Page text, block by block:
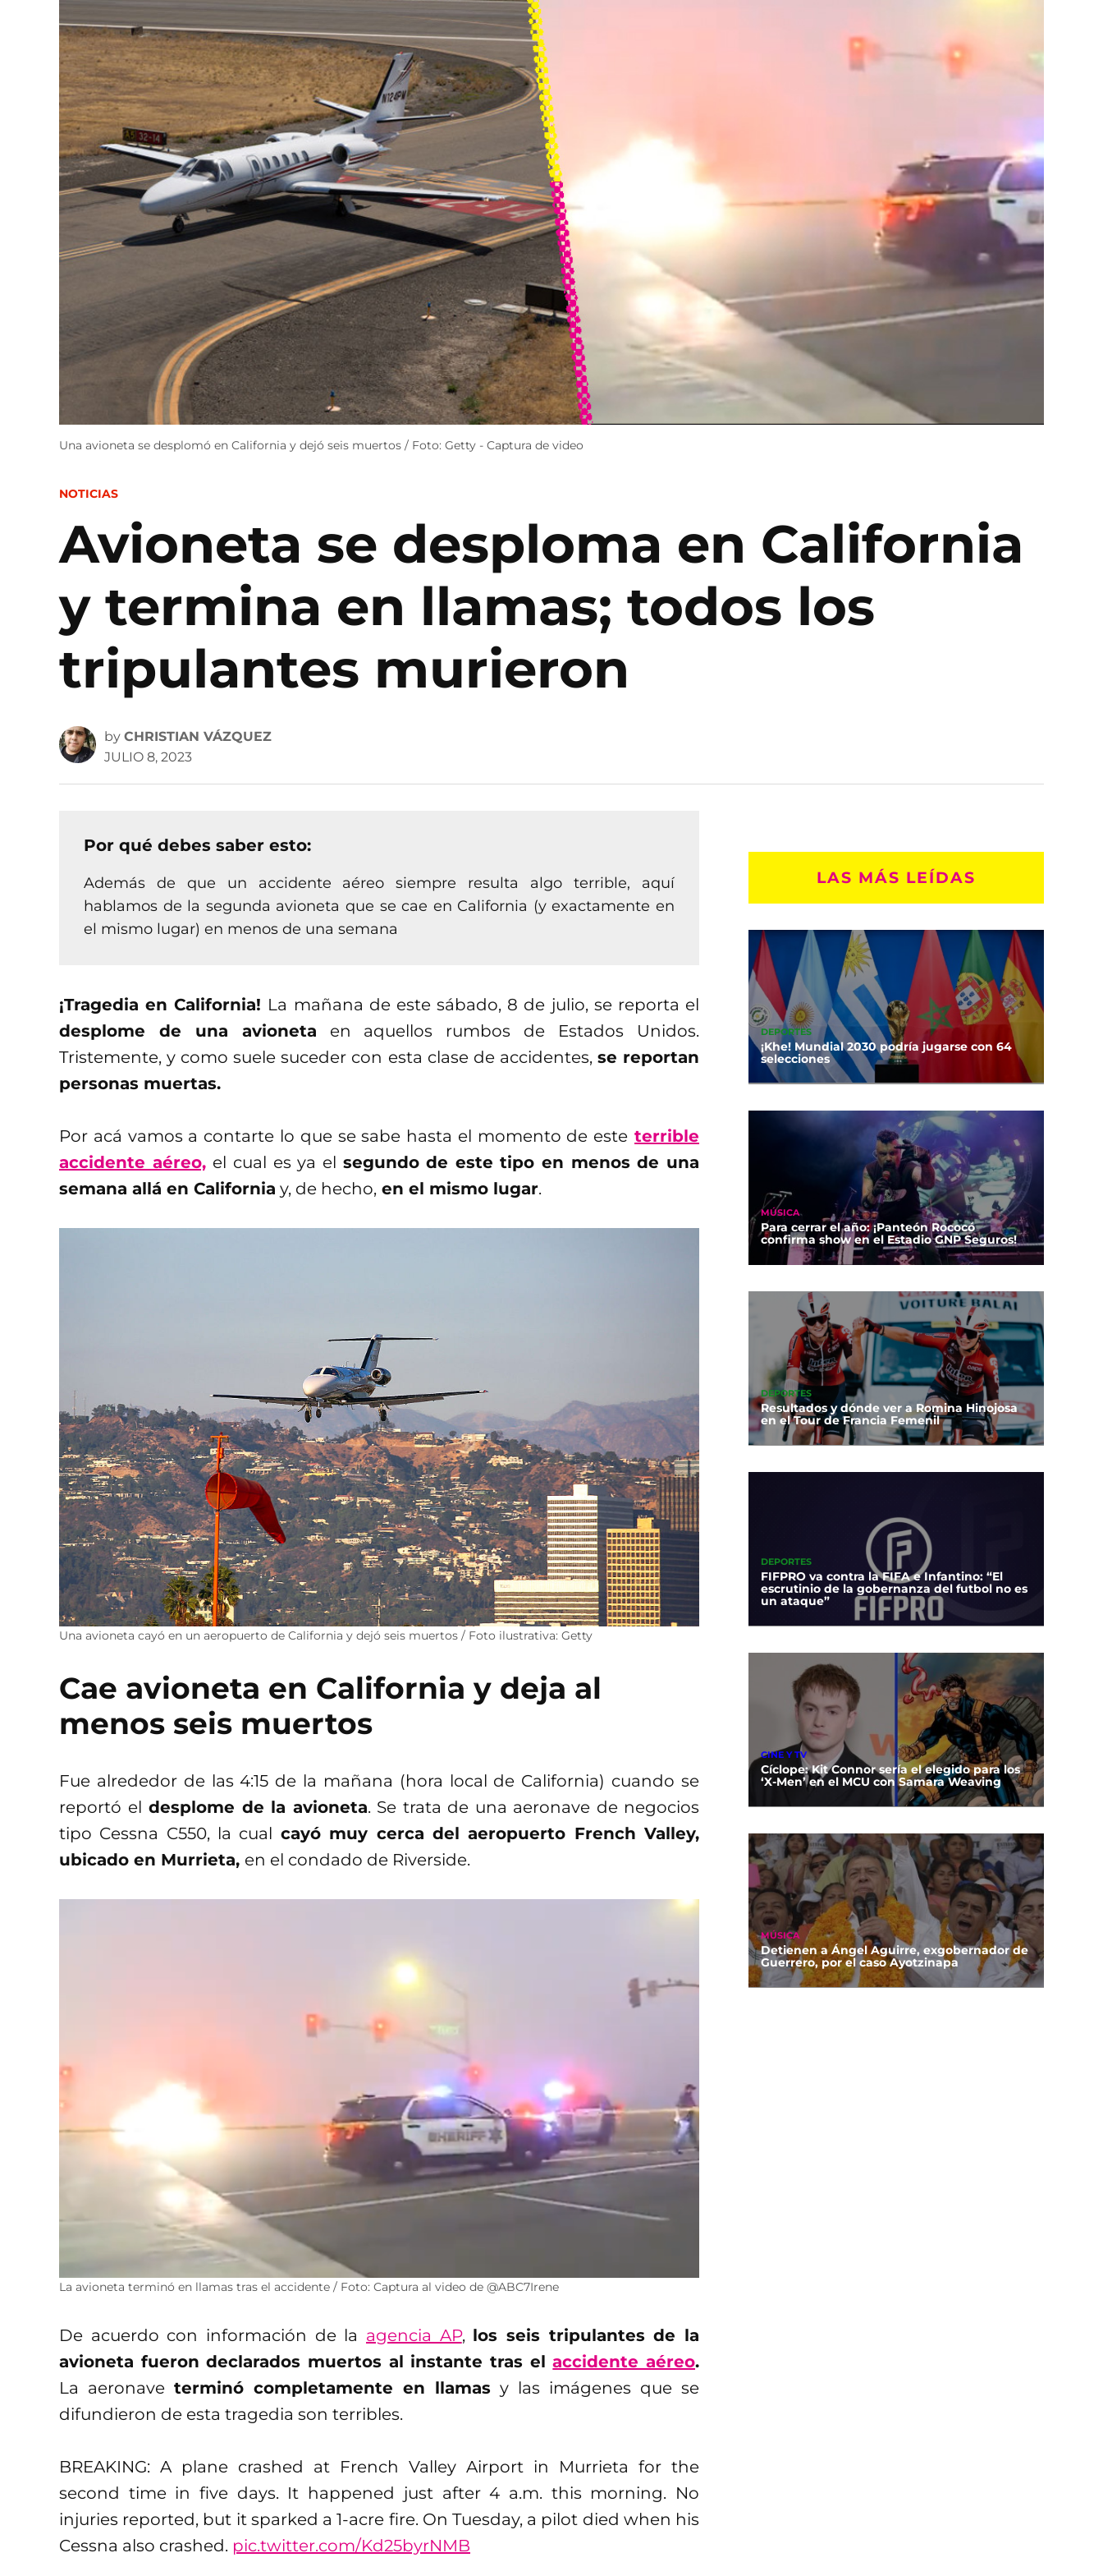
Una avioneta se desplomó en California y dejó seis muertos / Foto: Getty - Captura de video
POSTED
NOTICIAS
Avioneta se desploma en California
y termina en llamas; todos los
tripulantes murieron
by CHRISTIAN VÁZQUEZ
JULIO 8, 2023
Por qué debes saber esto:
Además de que un accidente aéreo siempre resulta algo terrible, aquí
hablamos de la segunda avioneta que se cae en California (y exactamente en
el mismo lugar) en menos de una semana
¡Tragedia en California! La mañana de este sábado, 8 de julio, se reporta el
desplome de una avioneta en aquellos rumbos de Estados Unidos.
Tristemente, y como suele suceder con esta clase de accidentes, se reportan
personas muertas.
Por acá vamos a contarte lo que se sabe hasta el momento de este terrible
accidente aéreo, el cual es ya el segundo de este tipo en menos de una
semana allá en California y, de hecho, en el mismo lugar.
Una avioneta cayó en un aeropuerto de California y dejó seis muertos / Foto ilustrativa: Getty
Cae avioneta en California y deja al
menos seis muertos
Fue alrededor de las 4:15 de la mañana (hora local de California) cuando se
reportó el desplome de la avioneta. Se trata de una aeronave de negocios
tipo Cessna C550, la cual cayó muy cerca del aeropuerto French Valley,
ubicado en Murrieta, en el condado de Riverside.
La avioneta terminó en llamas tras el accidente / Foto: Captura al video de @ABC7Irene
De acuerdo con información de la agencia AP, los seis tripulantes de la
avioneta fueron declarados muertos al instante tras elaccidente aéreo.
La aeronave terminó completamente en llamasy las imágenes que se
difundieron de esta tragedia son terribles.
BREAKING: A plane crashed at French Valley Airport in Murrieta for the
second time in five days. It happened just after 4 a.m. this morning. No
injuries reported, but it sparked a 1-acre fire. On Tuesday, a pilot died when his
Cessna also crashed. pic.twitter.com/Kd25byrNMB
LAS MÁS LEÍDAS
DEPORTES
¡Khe! Mundial 2030 podría jugarse con 64
selecciones
MÚSICA
Para cerrar el año: ¡Panteón Rococó
confirma show en el Estadio GNP Seguros!
DEPORTES
Resultados y dónde ver a Romina Hinojosa
en el Tour de Francia Femenil
DEPORTES
FIFPRO va contra la FIFA e Infantino: “El
escrutinio de la gobernanza del futbol no es
un ataque”
CINE Y TV
Cíclope: Kit Connor sería el elegido para los
‘X-Men’ en el MCU con Samara Weaving
MÚSICA
Detienen a Ángel Aguirre, exgobernador de
Guerrero, por el caso Ayotzinapa